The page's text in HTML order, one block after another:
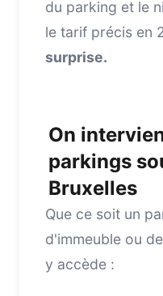
du parking et le
le tarif précis en
surprise.
On
parkings
Bruxelles
Que ce soit un
d'immeuble ou
y accède :